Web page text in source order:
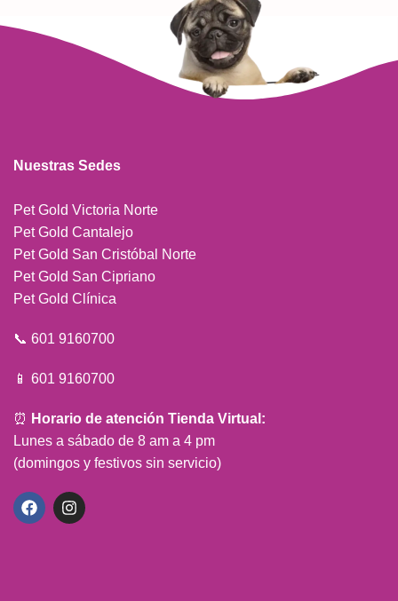
Nuestras Sedes
Pet Gold Victoria Norte
Pet Gold Cantalejo
Pet Gold San Cristóbal Norte
Pet Gold San Cipriano
Pet Gold Clínica
📞 601 9160700
📱 601 9160700
⏰ Horario de atención Tienda Virtual:
Lunes a sábado de 8 am a 4 pm
(domingos y festivos sin servicio)